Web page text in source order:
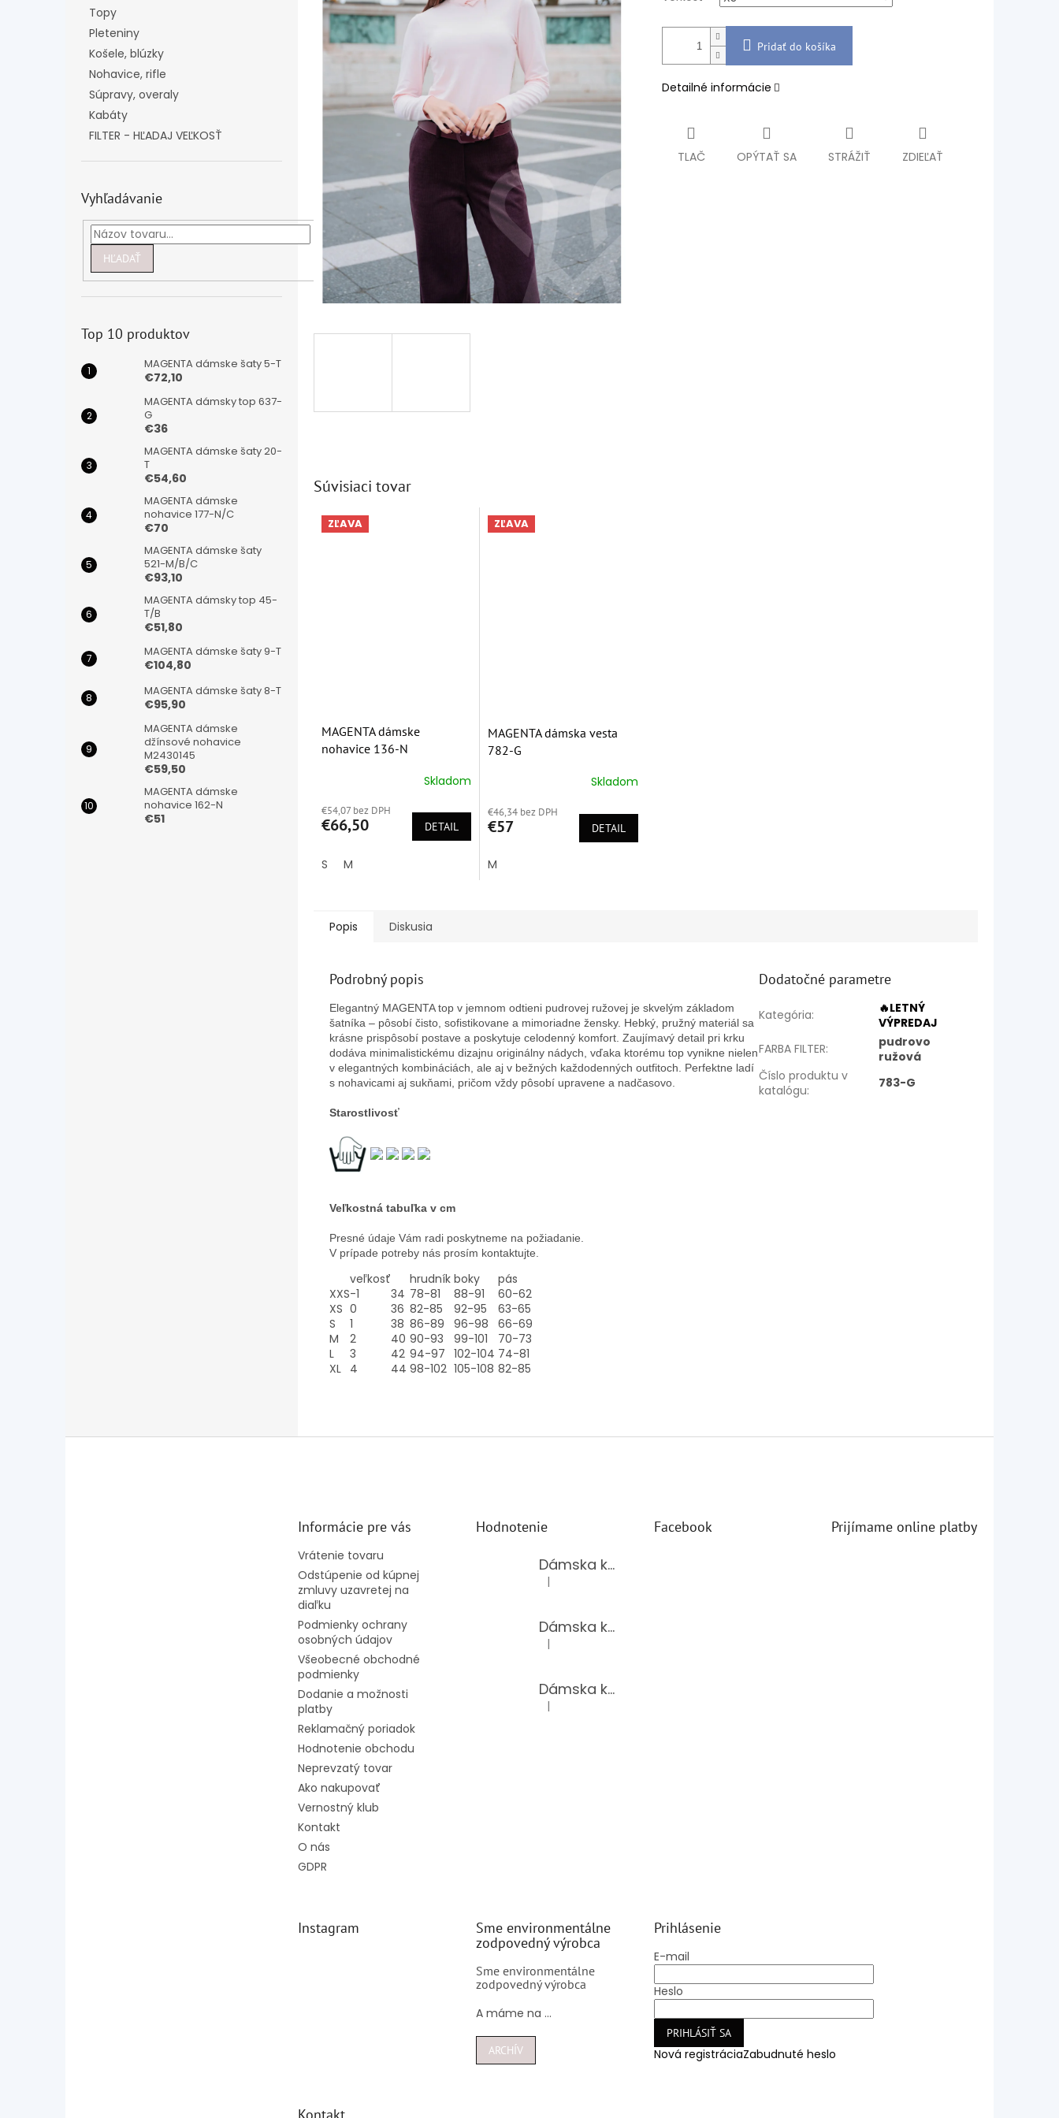
Topy
Pleteniny
Košele, blúzky
Nohavice, rifle
Súpravy, overaly
Kabáty
FILTER - HĽADAJ VEĽKOSŤ
Vyhľadávanie
HĽADAŤ
Top 10 produktov
MAGENTA dámske šaty 5-T
€72,10
MAGENTA dámsky top 637-
G
€36
MAGENTA dámske šaty 20-
T
€54,60
MAGENTA dámske
nohavice 177-N/C
€70
MAGENTA dámske šaty
521-M/B/C
€93,10
MAGENTA dámsky top 45-
T/B
€51,80
MAGENTA dámske šaty 9-T
€104,80
MAGENTA dámske šaty 8-T
€95,90
MAGENTA dámske
džínsové nohavice
M2430145
€59,50
MAGENTA dámske
nohavice 162-N
€51
Pridať do košíka
Detailné informácie
TLAČ OPÝTAŤ SA STRÁŽIŤ ZDIEĽAŤ
Súvisiaci tovar
ZĽAVA
MAGENTA dámske
nohavice 136-N
produktu
je
z
5
Skladom
€54,07 bez DPH
€66,50 DETAIL
S M
ZĽAVA
MAGENTA dámska vesta
782-G
produktu
je
z
5
Skladom
€46,34 bez DPH
€57 DETAIL
M
Popis Diskusia
Podrobný popis
Elegantný MAGENTA top v jemnom odtieni pudrovej ružovej je skvelým základom
šatníka – pôsobí čisto, sofistikovane a mimoriadne žensky. Hebký, pružný materiál sa
krásne prispôsobí postave a poskytuje celodenný komfort. Zaujímavý detail pri krku
dodáva minimalistickému dizajnu originálny nádych, vďaka ktorému top vynikne nielen
v elegantných kombináciách, ale aj v bežných každodenných outfitoch. Perfektne ladí
s nohavicami aj sukňami, pričom vždy pôsobí upravene a nadčasovo.
Starostlivosť
Veľkostná tabuľka v cm
Presné údaje Vám radi poskytneme na požiadanie.
V prípade potreby nás prosím kontaktujte.
veľkosť hrudník boky
pás
XXS-1 34 78-81 88-91
60-62
XS 0 36 82-85 92-95
63-65
S
1 38 86-89 96-98
66-69
M
2 40 90-93 99-101
70-73
L
3 42 94-97 102-104 74-81
XL 4 44 98-102 105-108 82-85
Dodatočné parametre
Kategória:
🔥LETNÝ
VÝPREDAJ
FARBA FILTER:
pudrovo
ružová
Číslo produktu v
katalógu: 783-G
Informácie pre vás
Vrátenie tovaru
Odstúpenie od kúpnej
zmluvy uzavretej na
diaľku
Podmienky ochrany
osobných údajov
Všeobecné obchodné
podmienky
Dodanie a možnosti
platby
Reklamačný poriadok
Hodnotenie obchodu
Neprevzatý tovar
Ako nakupovať
Vernostný klub
Kontakt
O nás
GDPR
Hodnotenie
Dámska kožená kabelka TS-112-14/CHOCO
Hodnotenie produktu je 5 z 5 hviezdičiek.
|
Dámska kožená kabelka TS-112-14/PUDER
Hodnotenie produktu je 5 z 5 hviezdičiek.
|
Dámska kožená kabelka TS-98-141/GOLD
Hodnotenie produktu je 5 z 5 hviezdičiek.
|
Facebook Prijímame online platby
Instagram
Sme environmentálne
zodpovedný výrobca
Sme environmentálne
zodpovedný výrobca
A máme na ...
ARCHÍV
Prihlásenie
E-mail
Heslo
PRIHLÁSIŤ SA
Nová registráciaZabudnuté heslo